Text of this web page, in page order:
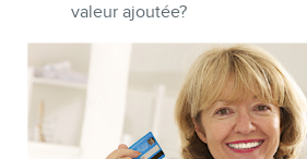
valeur ajoutée?